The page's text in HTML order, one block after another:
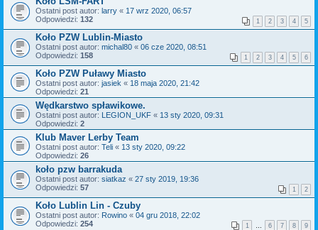
Ostatni post autor: larry « 17 wrz 2020, 06:57
Odpowiedzi: 132 1 2 3 4 5
Koło PZW Lublin-Miasto
Ostatni post autor: michal80 « 06 cze 2020, 08:51
Odpowiedzi: 158 1 2 3 4 5 6
Koło PZW Puławy Miasto
Ostatni post autor: jasiek « 18 maja 2020, 21:42
Odpowiedzi: 21
Wędkarstwo spławikowe.
Ostatni post autor: LEGION_UKF « 13 sty 2020, 09:31
Odpowiedzi: 2
Klub Maver Lerby Team
Ostatni post autor: Teli « 13 sty 2020, 09:22
Odpowiedzi: 26
koło pzw barrakuda
Ostatni post autor: siatkaz « 27 sty 2019, 19:36
Odpowiedzi: 57 1 2
Koło Lublin Lin - Czuby
Ostatni post autor: Rowino « 04 gru 2018, 22:02
Odpowiedzi: 254 1 6 7 8 9